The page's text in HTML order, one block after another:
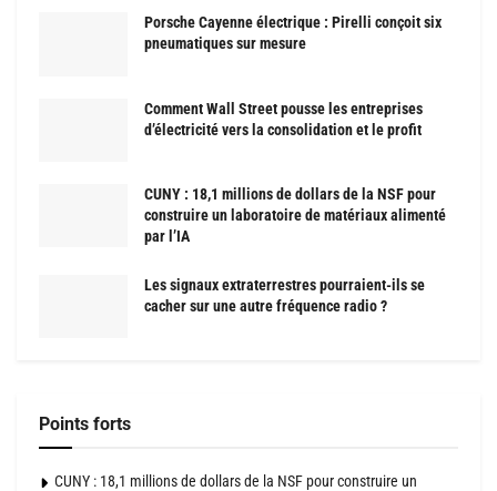
Porsche Cayenne électrique : Pirelli conçoit six
pneumatiques sur mesure
Comment Wall Street pousse les entreprises
d’électricité vers la consolidation et le profit
CUNY : 18,1 millions de dollars de la NSF pour
construire un laboratoire de matériaux alimenté
par l’IA
Les signaux extraterrestres pourraient-ils se
cacher sur une autre fréquence radio ?
Points forts
CUNY : 18,1 millions de dollars de la NSF pour construire un